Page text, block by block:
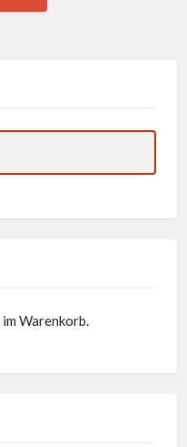
Warenkorb.